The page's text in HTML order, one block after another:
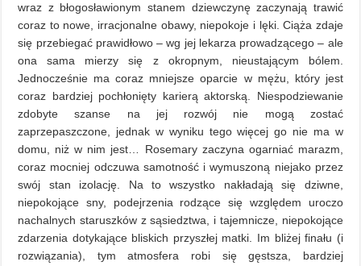
wraz z błogosławionym stanem dziewczynę zaczynają trawić
coraz to nowe, irracjonalne obawy, niepokoje i lęki. Ciąża zdaje
się przebiegać prawidłowo – wg jej lekarza prowadzącego – ale
ona sama mierzy się z okropnym, nieustającym bólem.
Jednocześnie ma coraz mniejsze oparcie w mężu, który jest
coraz bardziej pochłonięty karierą aktorską. Niespodziewanie
zdobyte szanse na jej rozwój nie mogą zostać
zaprzepaszczone, jednak w wyniku tego więcej go nie ma w
domu, niż w nim jest… Rosemary zaczyna ogarniać marazm,
coraz mocniej odczuwa samotność i wymuszoną niejako przez
swój stan izolację. Na to wszystko nakładają się dziwne,
niepokojące sny, podejrzenia rodzące się względem uroczo
nachalnych staruszków z sąsiedztwa, i tajemnicze, niepokojące
zdarzenia dotykające bliskich przyszłej matki. Im bliżej finału (i
rozwiązania), tym atmosfera robi się gęstsza, bardziej